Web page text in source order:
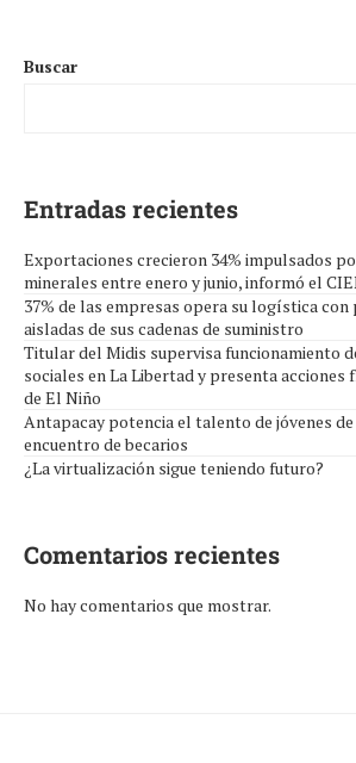
Buscar
Entradas recientes
Exportaciones crecieron 34% impulsados
minerales entre enero y junio, informó el
37% de las empresas opera su logística
aisladas de sus cadenas de suministro
Titular del Midis supervisa funcionamiento
sociales en La Libertad y presenta acciones
de El Niño
Antapacay potencia el talento de jóvenes
encuentro de becarios
¿La virtualización sigue teniendo futuro?
Comentarios recientes
No hay comentarios que mostrar.